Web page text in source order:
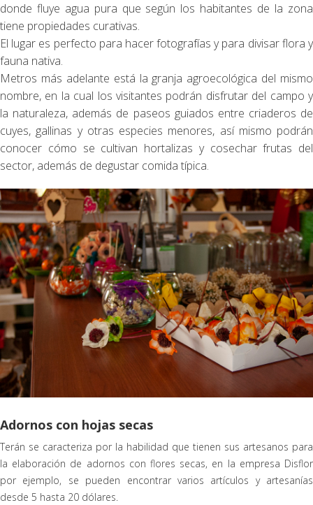
donde fluye agua pura que según los habitantes de la zona
tiene propiedades curativas.
El lugar es perfecto para hacer fotografías y para divisar flora y
fauna nativa.
Metros más adelante está la granja agroecológica del mismo
nombre, en la cual los visitantes podrán disfrutar del campo y
la naturaleza, además de paseos guiados entre criaderos de
cuyes, gallinas y otras especies menores, así mismo podrán
conocer cómo se cultivan hortalizas y cosechar frutas del
sector, además de degustar comida típica.
Adornos con hojas secas
Terán se caracteriza por la habilidad que tienen sus artesanos para
la elaboración de adornos con flores secas, en la empresa Disflor
por ejemplo, se pueden encontrar varios artículos y artesanías
desde 5 hasta 20 dólares.